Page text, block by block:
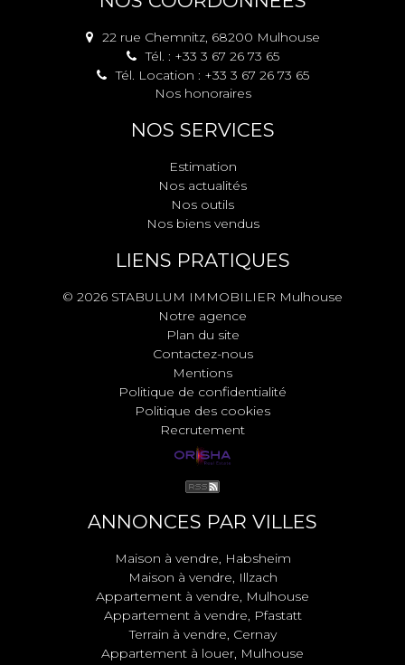
22 rue Chemnitz, 68200 Mulhouse
Tél. : +33 3 67 26 73 65
Tél. Location : +33 3 67 26 73 65
Nos honoraires
NOS SERVICES
Estimation
Nos actualités
Nos outils
Nos biens vendus
LIENS PRATIQUES
© 2026 STABULUM IMMOBILIER Mulhouse
Notre agence
Plan du site
Contactez-nous
Mentions
Politique de confidentialité
Politique des cookies
Recrutement
ANNONCES PAR VILLES
Maison à vendre, Habsheim
Maison à vendre, Illzach
Appartement à vendre, Mulhouse
Appartement à vendre, Pfastatt
Terrain à vendre, Cernay
Appartement à louer, Mulhouse